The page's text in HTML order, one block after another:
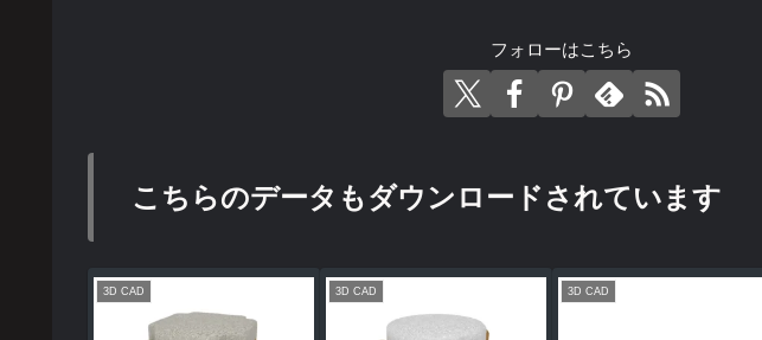
フォローはこちら
こちらのデータもダウンロードされています
3D CAD 3D CAD 3D CAD